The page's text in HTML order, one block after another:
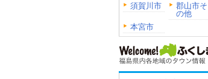
須賀川市
郡山市そ
の他
本宮市